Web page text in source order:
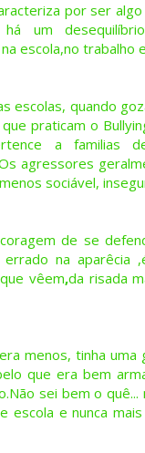
por ser
há um
escola,no trabalho
escolas, quando
praticam o
a familias
agressores
sociável,
de se
na aparêcia
que vêem,da risada
menos, tinha
que era bem
sei bem o
escola e nunca